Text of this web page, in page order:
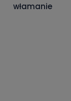
włamanie